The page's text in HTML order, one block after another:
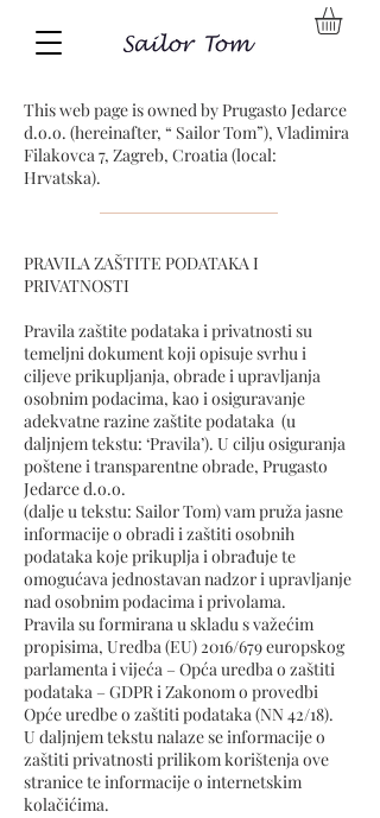
This web page is owned by Prugasto Jedarce
d.o.o. (hereinafter, “ Sailor Tom”), Vladimira
Filakovca 7, Zagreb, Croatia (local:
Hrvatska).
PRAVILA ZAŠTITE PODATAKA I
PRIVATNOSTI
Pravila zaštite podataka i privatnosti su
temeljni dokument koji opisuje svrhu i
ciljeve prikupljanja, obrade i upravljanja
osobnim podacima, kao i osiguravanje
adekvatne razine zaštite podataka (u
daljnjem tekstu: ‘Pravila’). U cilju osiguranja
poštene i transparentne obrade, Prugasto
Jedarce d.o.o.
(dalje u tekstu: Sailor Tom) vam pruža jasne
informacije o obradi i zaštiti osobnih
podataka koje prikuplja i obrađuje te
omogućava jednostavan nadzor i upravljanje
nad osobnim podacima i privolama.
Pravila su formirana u skladu s važećim
propisima, Uredba (EU) 2016/679 europskog
parlamenta i vijeća – Opća uredba o zaštiti
podataka – GDPR i Zakonom o provedbi
Opće uredbe o zaštiti podataka (NN 42/18).
U daljnjem tekstu nalaze se informacije o
zaštiti privatnosti prilikom korištenja ove
stranice te informacije o internetskim
kolačićima.